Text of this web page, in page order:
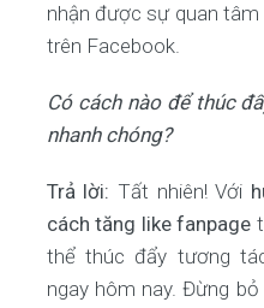
nhận được sự quan
trên Facebook.
Có cách nào để thúc
nhanh chóng?
Trả lời: Tất nhiên! Với
cách tăng like fanpage
thể thúc đẩy tương
ngay hôm nay. Đừng